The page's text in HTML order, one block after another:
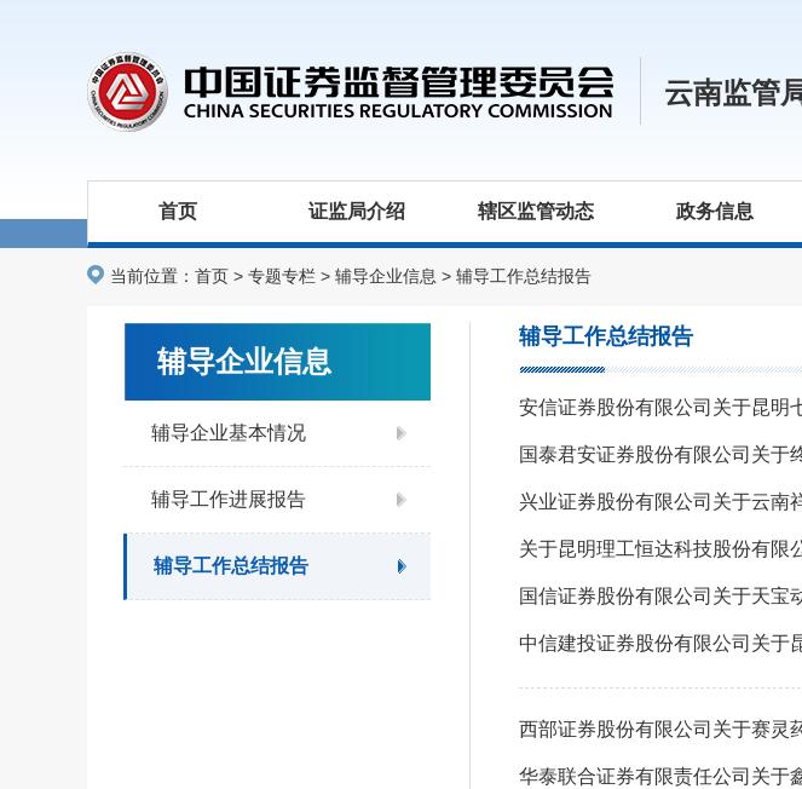
云南监管
首页 证监局介绍 辖区监管动态 政务信息
当前位置： 首页 > 专题专栏 > 辅导企业信息 > 辅导工作总结报告
辅导企业信息
辅导企业基本情况
辅导工作进展报告
辅导工作总结报告
辅导工作总结报告
关于昆明理工恒达科技股份有限
西部证券股份有限公司关于赛灵